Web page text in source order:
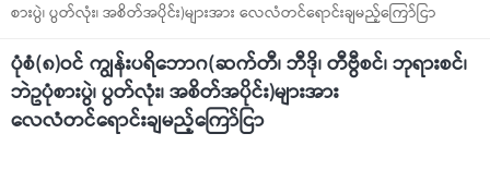
စားပွဲ၊ ပွတ်လုံး၊ အစိတ်အပိုင်း)များအား လေလံတင်ရောင်းချမည့်ကြော်ငြာ
ပုံစံ(၈)ဝင် ကျွန်းပရိဘောဂ(ဆက်တီ၊ ဘီဒို၊ တီဗွီစင်၊ ဘုရားစင်၊
ဘဲဥပုံစားပွဲ၊ ပွတ်လုံး၊ အစိတ်အပိုင်း)များအား
လေလံတင်ရောင်းချမည့်ကြော်ငြာ